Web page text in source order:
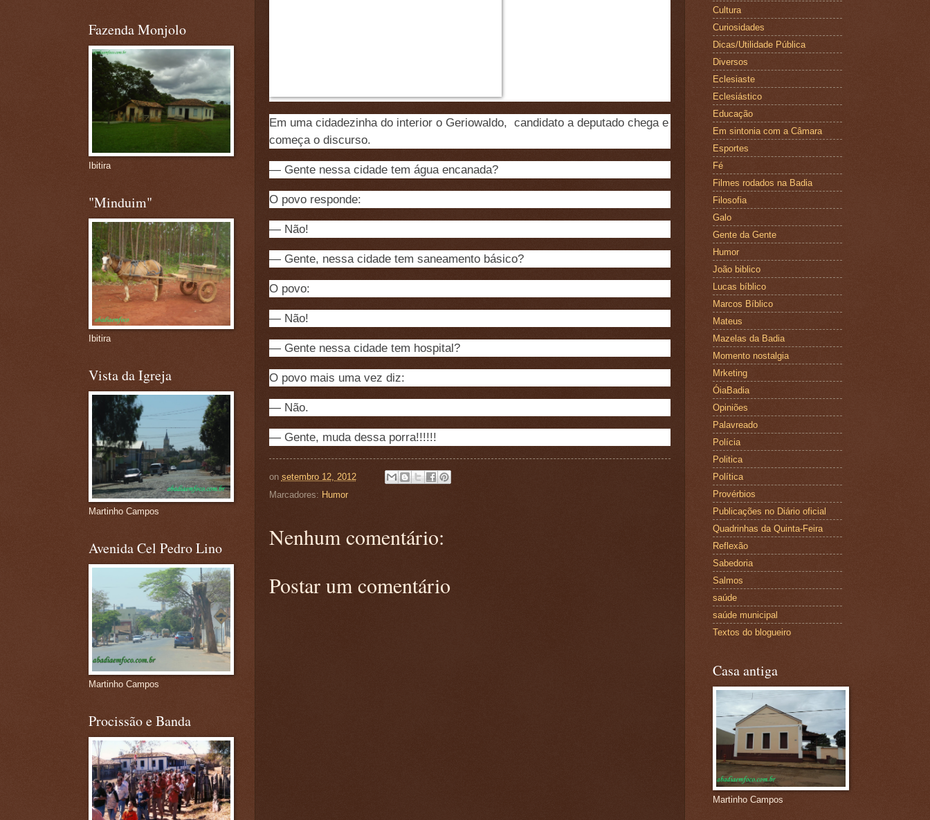
Em uma cidadezinha do interior o Geriowaldo, candidato a deputado chega e
começa o discurso.
— Gente nessa cidade tem água encanada?
O povo responde:
— Não!
— Gente, nessa cidade tem saneamento básico?
O povo:
— Não!
— Gente nessa cidade tem hospital?
O povo mais uma vez diz:
— Não.
— Gente, muda dessa porra!!!!!!
on setembro 12, 2012
Marcadores: Humor
Nenhum comentário:
Postar um comentário
Fazenda Monjolo
Ibitira
"Minduim"
Ibitira
Vista da Igreja
Martinho Campos
Avenida Cel Pedro Lino
Martinho Campos
Procissão e Banda
Cultura
Curiosidades
Dicas/Utilidade Pública
Diversos
Eclesiaste
Eclesiástico
Educação
Em sintonia com a Câmara
Esportes
Fé
Filmes rodados na Badia
Filosofia
Galo
Gente da Gente
Humor
João biblico
Lucas bíblico
Marcos Bíblico
Mateus
Mazelas da Badia
Momento nostalgia
Mrketing
ÓiaBadia
Opiniões
Palavreado
Polícia
Politica
Política
Provérbios
Publicações no Diário oficial
Quadrinhas da Quinta-Feira
Reflexão
Sabedoria
Salmos
saúde
saúde municipal
Textos do blogueiro
Casa antiga
Martinho Campos